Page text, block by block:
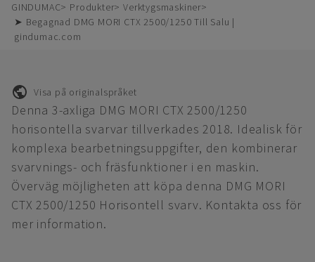
GINDUMAC Produkter
Verktygsmaskiner
➤ Begagnad DMG MORI CTX 2500/1250 Till Salu |
gindumac.com
Visa på originalspråket
Denna 3-axliga DMG MORI CTX 2500/1250
horisontella svarvar tillverkades 2018. Idealisk för
komplexa bearbetningsuppgifter, den kombinerar
svarvnings- och fräsfunktioner i en maskin.
Överväg möjligheten att köpa denna DMG MORI
CTX 2500/1250 Horisontell svarv. Kontakta oss för
mer information.